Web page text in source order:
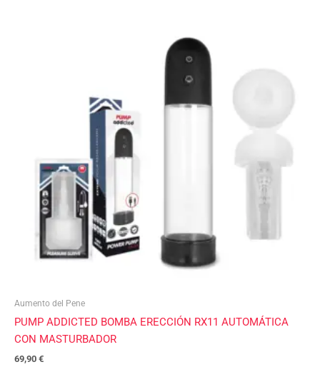
Aumento del Pene
PUMP ADDICTED BOMBA ERECCIÓN RX11 AUTOMÁTICA
CON MASTURBADOR
69,90 €